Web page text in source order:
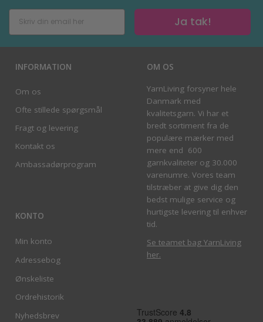
Ja tak!
INFORMATION
Om os
Ofte stillede spørgsmål
Fragt og levering
Kontakt os
Ambassadørprogram
KONTO
Min konto
Adressebog
Ønskeliste
Ordrehistorik
Nyhedsbrev
OM OS
YarnLiving forsyner hele
Danmark med
kvalitetsgarn. Vi har et
bredt sortiment fra de
populære mærker med
mere end 600
garnkvaliteter og 30.000
varenumre. Vores team
tilstræber at give dig den
bedst mulige service og
hurtigste levering til enhver
tid.
Se teamet bag YarnLiving
her.